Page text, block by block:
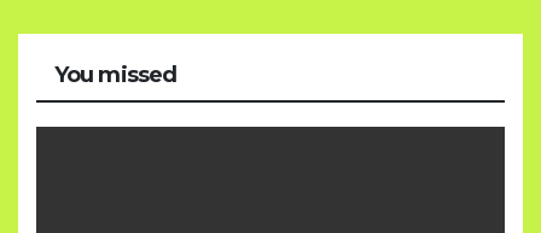
You missed